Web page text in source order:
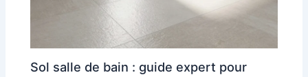
Sol salle de bain : guide expert pour